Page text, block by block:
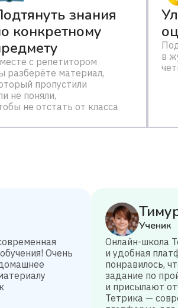
знания
конкретному
с репетитором
разберёте материал,
пропустили
не поняли,
не отстать от класса
в
Очень
Ученик
Онлайн-школа
и удобная
понравилось,
задание по
и присылают
Тетрика —